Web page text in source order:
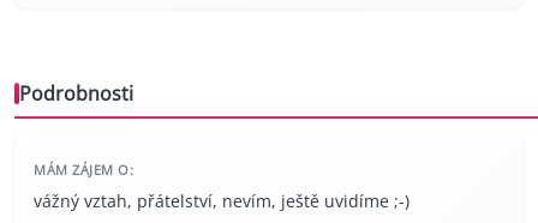
Podrobnosti
MÁM ZÁJEM O:
vážný vztah, přátelství, nevím, ještě uvidíme ;-)